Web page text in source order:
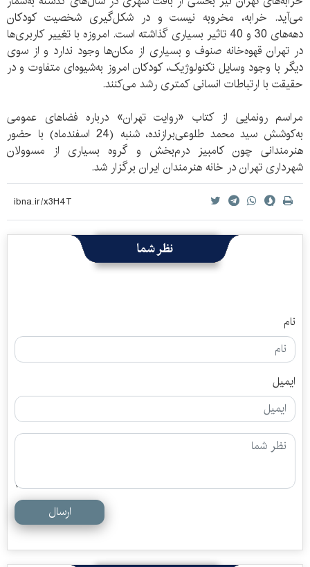
می‌آید. خرابه، مخروبه نیست و در شکل‌گیری شخصیت کودکان
دهه‌های 30 و 40 تاثیر بسیاری گذاشته‌ است. امروزه با تغییر کاربری‌ها
در تهران قهوه‌خانه صنوف و بسیاری از مکان‌ها وجود ندارد و از سوی
دیگر با وجود وسایل تکنولوژیک، کودکان امروز به‌شیوه‌ای متفاوت و در
حقیقت با ارتباطات انسانی کمتری رشد می‌کنند.
مراسم رونمایی از کتاب «روایت تهران» درباره فضاهای عمومی
به‌کوشش سید محمد طلوعی‌برازنده، شنبه (24 اسفندماه) با حضور
هنرمندانی چون کامبیز درم‌بخش و گروه بسیاری از مسوولان
شهرداری تهران در خانه هنرمندان ایران برگزار شد.
نظر شما
نام
ایمیل
ارسال